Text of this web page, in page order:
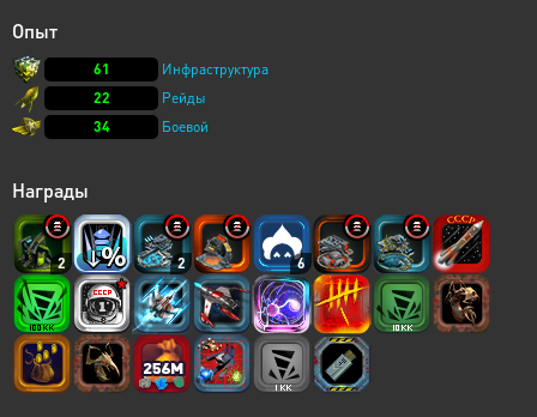
Опыт
61
Инфраструктура
22
Рейды
34
Боевой
Награды
2 2 6